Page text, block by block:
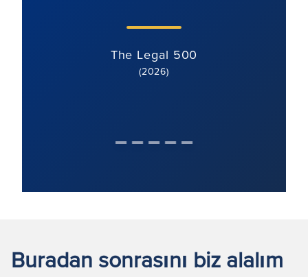
The Legal 500
(2026)
Buradan sonrasını biz alalım